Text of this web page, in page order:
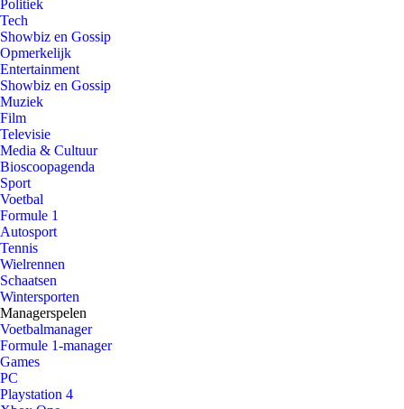
Politiek
Tech
Showbiz en Gossip
Opmerkelijk
Entertainment
Showbiz en Gossip
Muziek
Film
Televisie
Media & Cultuur
Bioscoopagenda
Sport
Voetbal
Formule 1
Autosport
Tennis
Wielrennen
Schaatsen
Wintersporten
Managerspelen
Voetbalmanager
Formule 1-manager
Games
PC
Playstation 4